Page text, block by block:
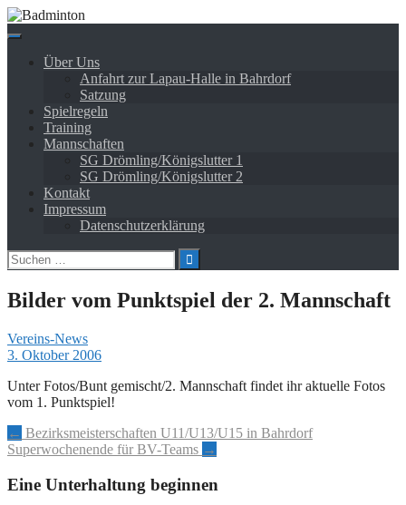
Springe
zum
Über Uns
Anfahrt zur Lapau-Halle in Bahrdorf
Satzung
Spielregeln
Training
Mannschaften
SG Drömling/Königslutter 1
SG Drömling/Königslutter 2
Kontakt
Impressum
Datenschutzerklärung
Suchen
nach:
Bilder vom Punktspiel der 2. Mannschaft
Vereins-News
3. Oktober 2006
Unter Fotos/Bunt gemischt/2. Mannschaft findet ihr aktuelle Fotos
vom 1. Punktspiel!
Artikel-
Navigation
← Bezirksmeisterschaften U11/U13/U15 in Bahrdorf
Superwochenende für BV-Teams →
Eine Unterhaltung beginnen